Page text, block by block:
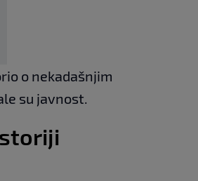
o nekadašnjim
su javnost.